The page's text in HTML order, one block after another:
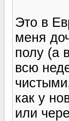
Это в
меня
полу (а
всю
как у
или